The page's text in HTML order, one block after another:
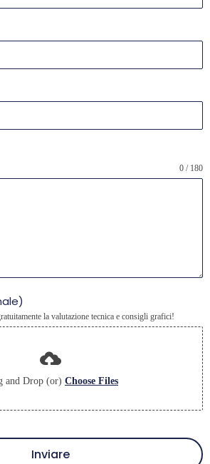
0 / 180
la valutazione tecnica e consigli grafici!
and Drop (or) Choose Files
Inviare